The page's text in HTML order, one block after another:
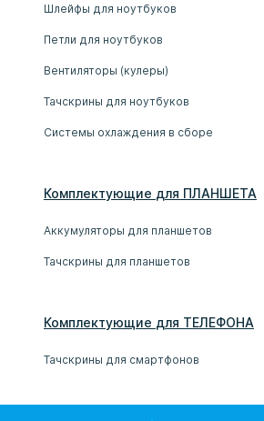
Шлейфы для ноутбуков
Петли для ноутбуков
Вентиляторы (кулеры)
Тачскрины для ноутбуков
Системы охлаждения в сборе
Комплектующие для ПЛАНШЕТА
Аккумуляторы для планшетов
Тачскрины для планшетов
Комплектующие для ТЕЛЕФОНА
Тачскрины для смартфонов